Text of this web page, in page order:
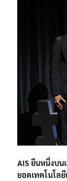
AIS ยืนหนึ่งบน
ยอดเทคโนโล